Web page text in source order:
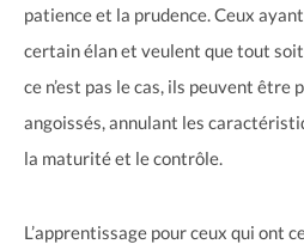
patience et la prudence. Ceux
certain élan et veulent que tout
ce n’est pas le cas, ils peuvent
angoissés, annulant les
la maturité et le contrôle.
L’apprentissage pour ceux qui ont